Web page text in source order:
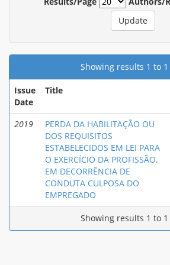
Showing results 1 to 1
Issue
Date
Title
2019
PERDA DA HABILITAÇÃO OU
DOS REQUISITOS
ESTABELECIDOS EM LEI PARA
O EXERCÍCIO DA PROFISSÃO,
EM DECORRÊNCIA DE
CONDUTA CULPOSA DO
EMPREGADO
Showing results 1 to 1